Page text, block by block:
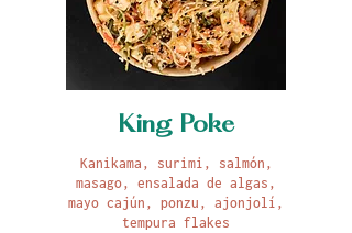
King Poke
Kanikama, surimi, salmón,
masago, ensalada de algas,
mayo cajún, ponzu, ajonjolí,
tempura flakes